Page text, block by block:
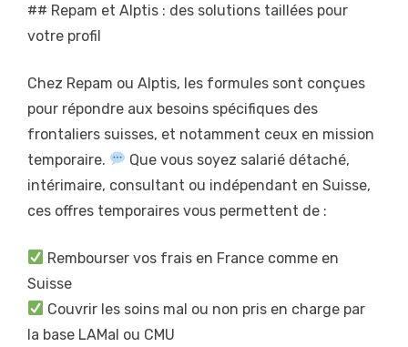
## Repam et Alptis : des solutions taillées pour
votre profil
Chez Repam ou Alptis, les formules sont conçues
pour répondre aux besoins spécifiques des
frontaliers suisses, et notamment ceux en mission
temporaire.
Que vous soyez salarié détaché,
intérimaire, consultant ou indépendant en Suisse,
ces offres temporaires vous permettent de :
Rembourser vos frais en France comme en
Suisse
Couvrir les soins mal ou non pris en charge par
la base LAMal ou CMU